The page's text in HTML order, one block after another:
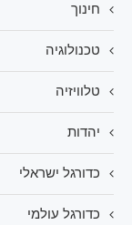
חינוך
טכנולוגיה
טלוויזיה
יהדות
כדורגל ישראלי
כדורגל עולמי